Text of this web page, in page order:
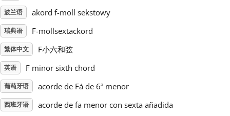
简体中文
繁體中文
波兰语 akord f-moll sekstowy
瑞典语 F-mollsextackord
繁体中文 F小六和弦
英语 F minor sixth chord
葡萄牙语 acorde de Fá de 6ª menor
西班牙语 acorde de fa menor con sexta añadida